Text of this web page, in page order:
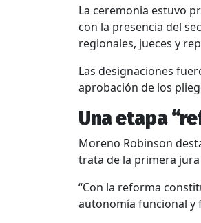
La ceremonia estuvo
con la presencia del
regionales, jueces y
Las designaciones
aprobación de los
Una etapa
Moreno Robinson
trata de la primera
“Con la reforma
autonomía funcional y